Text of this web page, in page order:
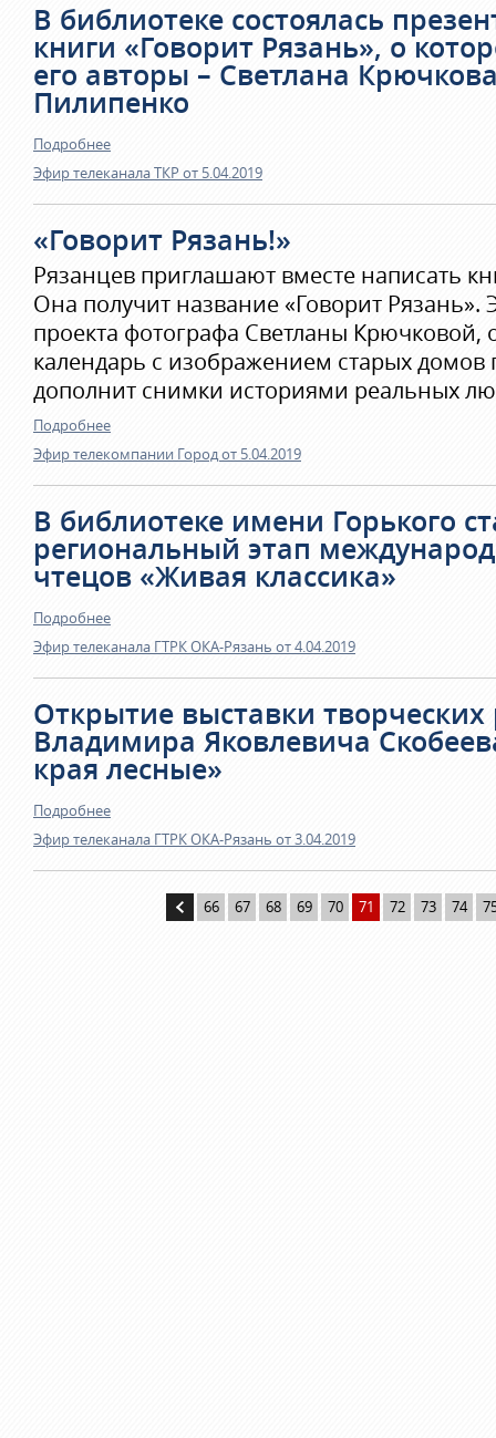
В библиотеке состоялась
книги «Говорит Рязань», о
его авторы – Светлана
Пилипенко
Подробнее
Эфир телеканала ТКР от 5.04.2019
«Говорит Рязань!»
Рязанцев приглашают вместе написать
Она получит название «Говорит Рязань».
проекта фотографа Светланы Крючковой,
календарь с изображением старых домов
дополнит снимки историями реальных
Подробнее
Эфир телекомпании Город от 5.04.2019
В библиотеке имени Горького
региональный этап
чтецов «Живая классика»
Подробнее
Эфир телеканала ГТРК ОКА-Рязань от 4.04.2019
Открытие выставки творческих
Владимира Яковлевича
края лесные»
Подробнее
Эфир телеканала ГТРК ОКА-Рязань от 3.04.2019
66 67 68 69 70 71 72 73 74